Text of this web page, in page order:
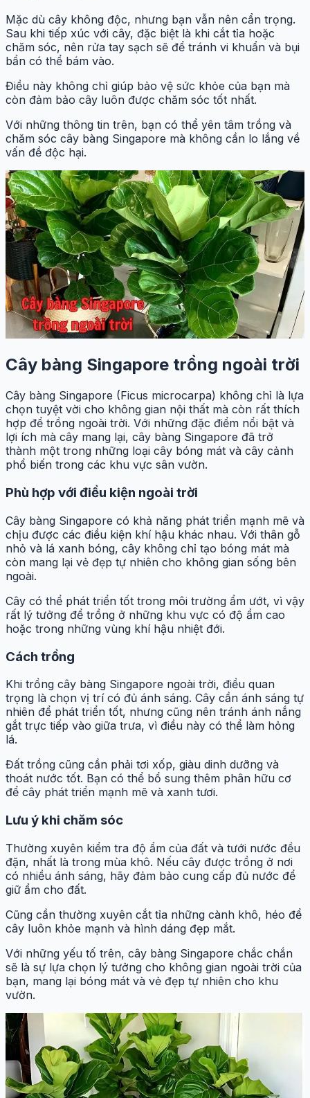
Mặc dù cây không độc, nhưng bạn vẫn nên cẩn trọng.
Sau khi tiếp xúc với cây, đặc biệt là khi cắt tỉa hoặc
chăm sóc, nên rửa tay sạch sẽ để tránh vi khuẩn và bụi
bẩn có thể bám vào.
Điều này không chỉ giúp bảo vệ sức khỏe của bạn mà
còn đảm bảo cây luôn được chăm sóc tốt nhất.
Với những thông tin trên, bạn có thể yên tâm trồng và
chăm sóc cây bàng Singapore mà không cần lo lắng về
vấn đề độc hại.
Cây bàng Singapore trồng ngoài trời
Cây bàng Singapore (Ficus microcarpa) không chỉ là lựa
chọn tuyệt vời cho không gian nội thất mà còn rất thích
hợp để trồng ngoài trời. Với những đặc điểm nổi bật và
lợi ích mà cây mang lại, cây bàng Singapore đã trở
thành một trong những loại cây bóng mát và cây cảnh
phổ biến trong các khu vực sân vườn.
Phù hợp với điều kiện ngoài trời
Cây bàng Singapore có khả năng phát triển mạnh mẽ và
chịu được các điều kiện khí hậu khác nhau. Với thân gỗ
nhỏ và lá xanh bóng, cây không chỉ tạo bóng mát mà
còn mang lại vẻ đẹp tự nhiên cho không gian sống bên
ngoài.
Cây có thể phát triển tốt trong môi trường ẩm ướt, vì vậy
rất lý tưởng để trồng ở những khu vực có độ ẩm cao
hoặc trong những vùng khí hậu nhiệt đới.
Cách trồng
Khi trồng cây bàng Singapore ngoài trời, điều quan
trọng là chọn vị trí có đủ ánh sáng. Cây cần ánh sáng tự
nhiên để phát triển tốt, nhưng cũng nên tránh ánh nắng
gắt trực tiếp vào giữa trưa, vì điều này có thể làm hỏng
lá.
Đất trồng cũng cần phải tơi xốp, giàu dinh dưỡng và
thoát nước tốt. Bạn có thể bổ sung thêm phân hữu cơ
để cây phát triển mạnh mẽ và xanh tươi.
Lưu ý khi chăm sóc
Thường xuyên kiểm tra độ ẩm của đất và tưới nước đều
đặn, nhất là trong mùa khô. Nếu cây được trồng ở nơi
có nhiều ánh sáng, hãy đảm bảo cung cấp đủ nước để
giữ ẩm cho đất.
Cũng cần thường xuyên cắt tỉa những cành khô, héo để
cây luôn khỏe mạnh và hình dáng đẹp mắt.
Với những yếu tố trên, cây bàng Singapore chắc chắn
sẽ là sự lựa chọn lý tưởng cho không gian ngoài trời của
bạn, mang lại bóng mát và vẻ đẹp tự nhiên cho khu
vườn.